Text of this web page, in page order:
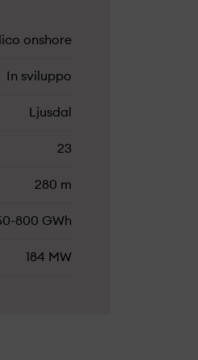
onshore
In sviluppo
Ljusdal
23
280 m
800 GWh
184 MW